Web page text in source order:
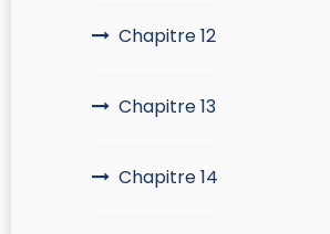
Chapitre 12
Chapitre 13
Chapitre 14